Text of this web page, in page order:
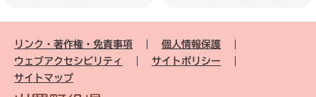
リンク・著作権・免責事項
個人情報保護
ウェブアクセシビリティ
サイトポリシー
サイトマップ